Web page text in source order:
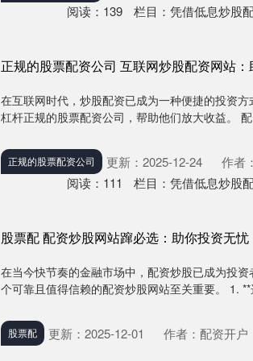
阅读： 139 栏目： 凭借低息炒股
正规的股票配资公司 互联网炒股配资网站
在互联网时代，炒股配资已成为一种便捷的投资
杠杆正规的股票配资公司，帮助他们放大收益。
正规的股票配资公司 更新：2025-12-24
作者
阅读： 111 栏目： 凭借低息炒股
股票配 配资炒股网站蹿必选：助你投资无忧
在当今快节奏的金融市场中，配资炒股已成为投
个可靠且值得信赖的配资炒股网站至关重要。 1.
股票配 更新：2025-12-01 作者：配资开户